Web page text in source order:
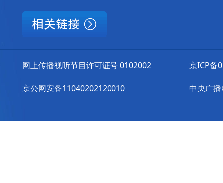
网上传播视听节目许可证号 0102002
京公网安备11040202120010
京ICP备
中央广